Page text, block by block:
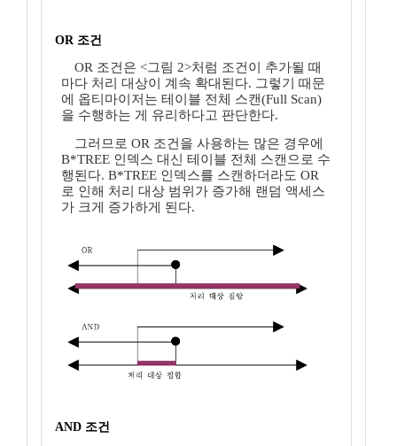
OR 조건
OR 조건은 <그림 2>처럼 조건이 추가될 때
마다 처리 대상이 계속 확대된다. 그렇기 때문
에 옵티마이저는 테이블 전체 스캔(Full Scan)
을 수행하는 게 유리하다고 판단한다.
그러므로 OR 조건을 사용하는 많은 경우에
B*TREE 인덱스 대신 테이블 전체 스캔으로 수
행된다. B*TREE 인덱스를 스캔하더라도 OR
로 인해 처리 대상 범위가 증가해 랜덤 액세스
가 크게 증가하게 된다.
AND 조건